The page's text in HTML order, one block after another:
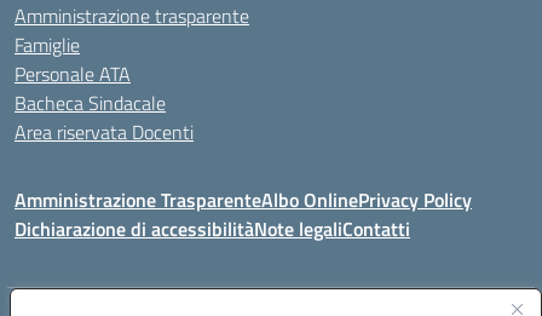
Amministrazione trasparente
Famiglie
Personale ATA
Bacheca Sindacale
Area riservata Docenti
Amministrazione TrasparenteAlbo OnlinePrivacy Policy
Dichiarazione di accessibilitàNote legaliContatti